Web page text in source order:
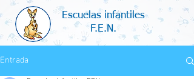
Escuelas infantiles
F.E.N.
Entrada